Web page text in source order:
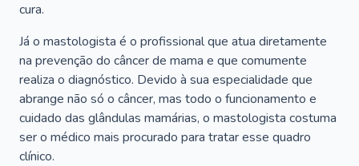
cura.
Já o mastologista é o profissional que atua diretamente
na prevenção do câncer de mama e que comumente
realiza o diagnóstico. Devido à sua especialidade que
abrange não só o câncer, mas todo o funcionamento e
cuidado das glândulas mamárias, o mastologista costuma
ser o médico mais procurado para tratar esse quadro
clínico.